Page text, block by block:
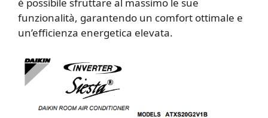
funzionalità, garantendo un comfort ottimale e
un’efficienza energetica elevata.